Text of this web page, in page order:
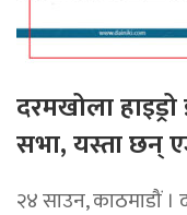
दरमखोला
सभा, यस्ता छन्
२४ साउन, काठमाडौं ।